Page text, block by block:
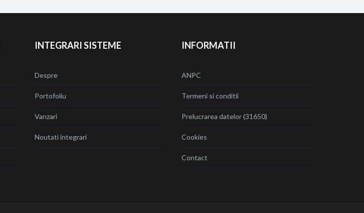
INTEGRARI SISTEME
Despre
Portofoliu
Vanzari
Noutati integrari
INFORMATII
ANPC
Termeni si conditii
Prelucrarea datelor (31650)
Cookies
Contact